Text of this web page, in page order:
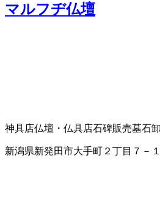
マルフヂ仏壇
神具店仏壇・仏具店石碑販売墓石卸
新潟県新発田市大手町２丁目７－